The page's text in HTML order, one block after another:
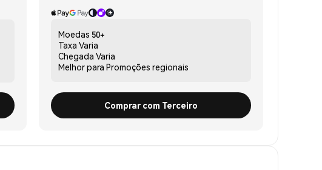
Moedas 50+
Taxa Varia
Chegada Varia
Melhor para Promoções regionais
Comprar com Terceiro